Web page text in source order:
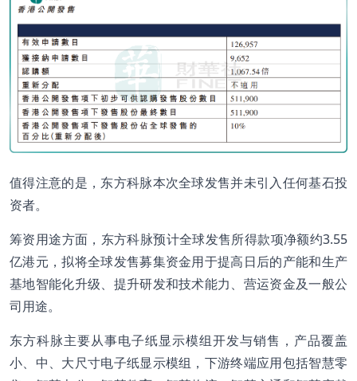
值得注意的是，东方科脉本次全球发售并未引入任何基石投
资者。
筹资用途方面，东方科脉预计全球发售所得款项净额约3.55
亿港元，拟将全球发售募集资金用于提高日后的产能和生产
基地智能化升级、提升研发和技术能力、营运资金及一般公
司用途。
东方科脉主要从事电子纸显示模组开发与销售，产品覆盖
小、中、大尺寸电子纸显示模组，下游终端应用包括智慧零